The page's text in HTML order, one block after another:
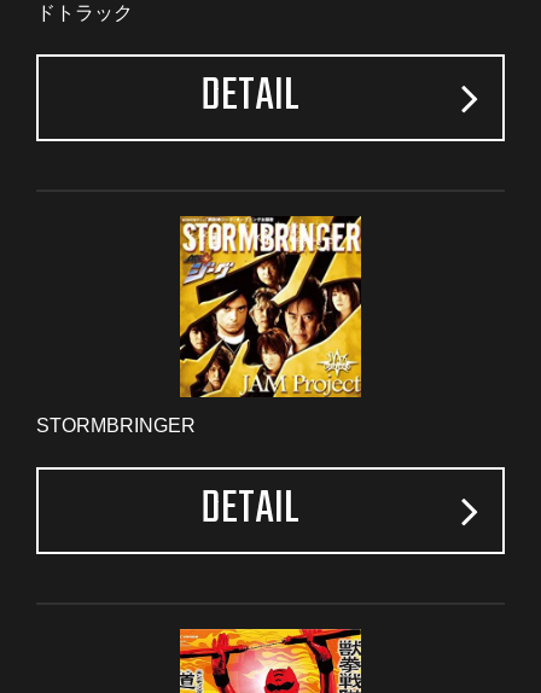
ドトラック
DETAIL
STORMBRINGER
DETAIL